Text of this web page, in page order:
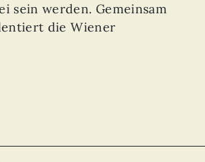
sein werden. Gemeinsam
die Wiener